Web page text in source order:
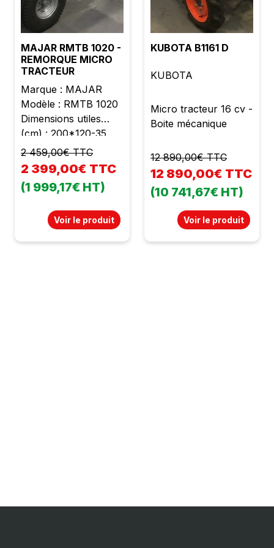
compactés Vidange
hydraulique en
hauteur jusqu'à 2m50
hydrostatique 4 roues
récupérable Prix :
85890,00 € TTC soit
kit homologation
route
MAJAR RMTB 1020 -
REMORQUE MICRO
TRACTEUR
Marque : MAJAR
Modèle : RMTB 1020
Dimensions utiles
(cm) : 200*120-35
Charge utile (kg) :
1000 Poids à vide (kg)
: 280 Ridelles
rabattables et
latérale Frein de
2 459,00€ TTC
2 399,00€ TTC
(1 999,17€ HT)
Voir le produit
KUBOTA B1161 D
KUBOTA
Micro tracteur 16 cv -
Boite mécanique
12 890,00€ TTC
12 890,00€ TTC
(10 741,67€ HT)
Voir le produit